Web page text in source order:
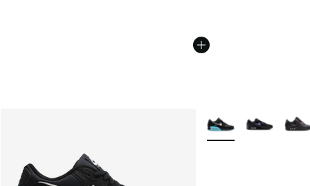
Plus de couleurs